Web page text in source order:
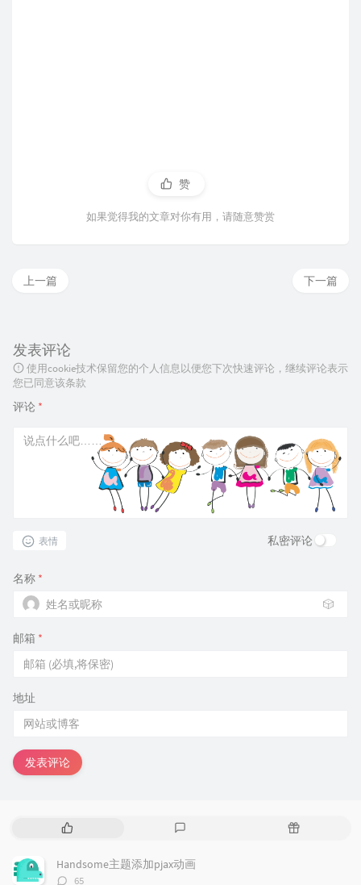
赞
如果觉得我的文章对你有用，请随意赞赏
下一篇
上一篇
发表评论
使用cookie技术保留您的个人信息以便您下次快速评论，继续评论表示
您已同意该条款
评论 *
表情 私密评论
名称 *
🎲
邮箱 *
地址
发表评论
热
文
章
评
论
随
Handsome主题添加pjax动画
评
65